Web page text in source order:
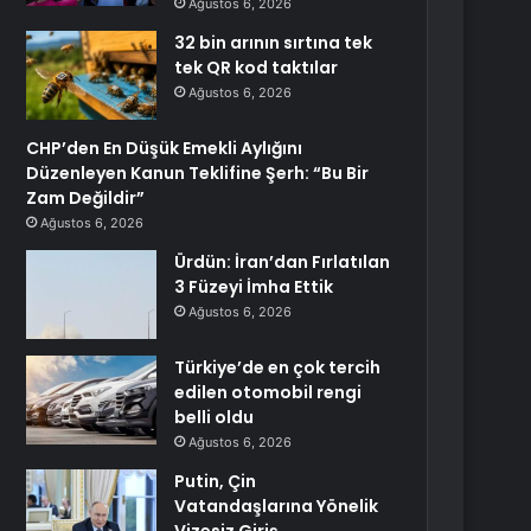
Ağustos 6, 2026
32 bin arının sırtına tek
tek QR kod taktılar
Ağustos 6, 2026
CHP’den En Düşük Emekli Aylığını
Düzenleyen Kanun Teklifine Şerh: “Bu Bir
Zam Değildir”
Ağustos 6, 2026
Ürdün: İran’dan Fırlatılan
3 Füzeyi İmha Ettik
Ağustos 6, 2026
Türkiye’de en çok tercih
edilen otomobil rengi
belli oldu
Ağustos 6, 2026
Putin, Çin
Vatandaşlarına Yönelik